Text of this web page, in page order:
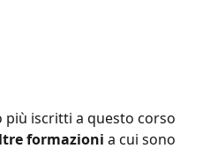
iscritti a questo corso
formazioni a cui sono